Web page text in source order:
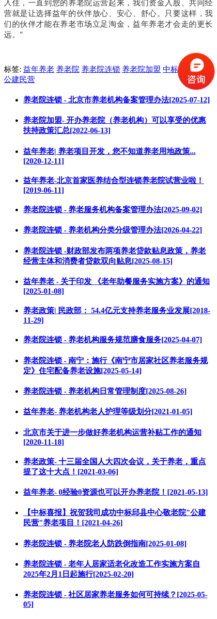
入住，一直到您的养老院运营起来，我们资金入股、共同经
营就是让选择益年的伙伴放心、安心、舒心。只要这样，我
们的伙伴才能在养老市场立足淘金，益年养老才会走的更长
远。”
标签: 益年养老 养老院 养老院连锁 养老院加盟 中标养老项目
公建民营
养老院连锁 - 北京市养老机构备案管理办法[2025-07-12]
养老院加盟- 开办养老院（养老机构）可以享受的优惠
扶持政策汇总[2022-06-13]
益年养老| 养老项目开发，您不知道养老用地政策...
[2020-12-11]
益年养老-北京首家医养结合型连锁养老院试营业啦！
[2019-06-11]
养老院连锁 - 养老服务机构备案管理办法[2025-09-02]
养老院连锁 - 养老机构分类分级管理办法[2026-04-22]
养老院连锁 -财政部发布两项养老贷款贴息政策，养老
经营主体和消费者贷款双向贴息[2025-08-15]
益年养老 - 关于印发 《老年助餐服务实施方案》的通知
[2025-01-08]
养老政策| 民政部： 54.4亿元支持养老服务业发展[2018-
11-29]
养老院连锁 - 养老机构服务规范膳食服务[2025-04-07]
养老院连锁 - 南宁：施行《南宁市居家社区养老服务规
定》住宅配备养老设施[2025-05-14]
养老院连锁 - 养老机构日常管理制度[2025-08-26]
益年养老- 养老机构老人护理等级划分[2021-01-05]
北京市关于进一步做好养老机构运营补贴工作的通知
[2020-11-18]
养老政策- 十三届全国人大四次会议，关于养老，重点
提了这十大点！[2021-03-06]
益年养老- 0经验0资源也可以开办养老院！[2021-05-13]
【中标喜报】祝贺我司成功中标邱县中心敬老院"公建
民营"养老项目！[2021-04-26]
养老院连锁 - 养老院老人防跌倒指南[2025-01-08]
养老院连锁 - 老年人居家适老化改造工作实施方案自
2025年2月1日起施行[2025-02-20]
养老院连锁 - 社区居家养老服务如何可持续？[2025-05-
05]